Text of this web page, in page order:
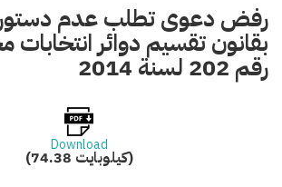
بقانون تقسيم دوائر
رقم 202 لسنة 2014
Download
(74.38 كيلوبايت)